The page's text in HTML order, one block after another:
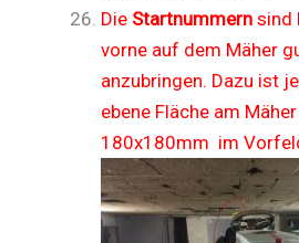
Die Startnummern sind
vorne auf dem Mäher
anzubringen. Dazu ist
ebene Fläche am
180x180mm im